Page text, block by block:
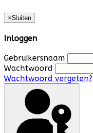
×Sluiten
Inloggen
Gebruikersnaam
Wachtwoord
Wachtwoord vergeten?